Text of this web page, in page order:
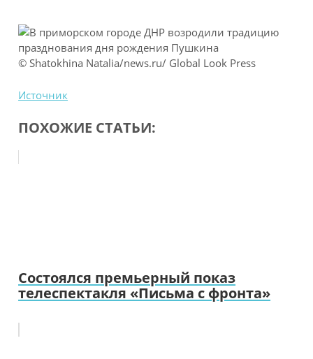
© Shatokhina Natalia/news.ru/ Global Look Press
Источник
ПОХОЖИЕ СТАТЬИ:
Состоялся премьерный показ
телеспектакля «Письма с фронта»